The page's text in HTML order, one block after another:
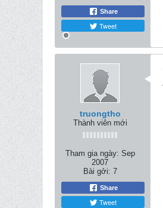
Share
Tweet
truongtho
Thành viên mới
Tham gia ngày: Sep
2007
Bài gởi: 7
Share
Tweet